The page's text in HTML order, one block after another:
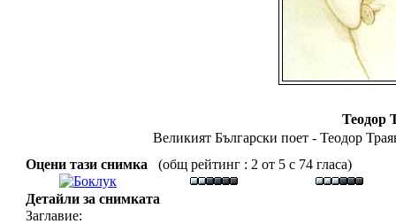
Теодор
Великият Български поет - Теодор
Оцени тази снимка
(общ рейтинг : 2 от 5 с 74 гласа)
Детайли за снимката
Заглавие: